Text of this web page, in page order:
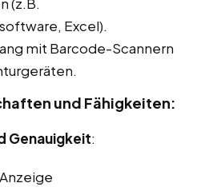
Excel).
mit Barcode-Scannern
und Fähigkeiten:
Genauigkeit:
Anzeige